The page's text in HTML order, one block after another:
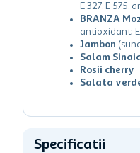
E 327, E 575,
BRANZA
antioxidant:
Jambon
Salam
Rosii cherry
Salata
Specificatii